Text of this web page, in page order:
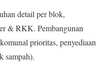
detail per blok,
& RKK. Pembangunan
prioritas, penyediaan
sampah).